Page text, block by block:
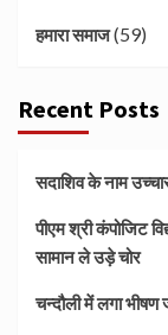
हमारा समाज(59)
Recent Posts
सदाशिव के नाम
पीएम श्री कंपोजिट
सामान ले उड़े चोर
चन्दौली में लगा भीषण